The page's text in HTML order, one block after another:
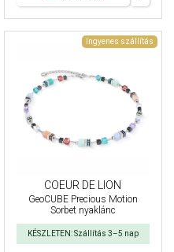
Ingyenes szállítás
COEUR DE LION
GeoCUBE Precious Motion
Sorbet nyaklánc
KÉSZLETEN: Szállítás 3–5 nap